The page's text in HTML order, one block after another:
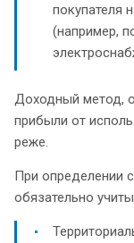
покупателя
(например,
Доходный метод,
прибыли от
реже.
При определении
обязательно